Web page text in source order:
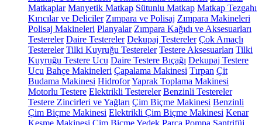
Matkaplar Manyetik Matkap Sütunlu Matkap Matkap Tezgahı
Kırıcılar ve Deliciler Zımpara ve Polisaj Zımpara Makineleri
Polisaj Makineleri Planyalar Zımpara Kağıdı ve Aksesuarları
Testereler Daire Testereler Dekupaj Testereler Çok Amaçlı
Testereler Tilki Kuyruğu Testereler Testere Aksesuarları Tilki
Kuyruğu Testere Ucu Daire Testere Bıçağı Dekupaj Testere
Ucu Bahçe Makineleri Çapalama Makinesi Tırpan Çit
Budama Makinesi HidroforYaprak Toplama Makinesi
Motorlu Testere Elektrikli Testereler Benzinli Testereler
Testere Zincirleri ve Yağları Çim Biçme Makinesi Benzinli
Çim Biçme Makinesi Elektrikli Çim Biçme Makinesi Kenar
Kesme Makinesi Çim Biçme Yedek Parça Pompa Santrifüj